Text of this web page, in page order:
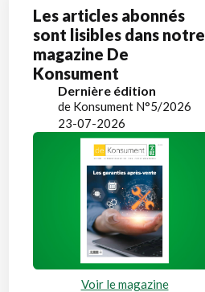
Les articles abonnés
sont lisibles dans notre
magazine De
Konsument
Dernière édition
de Konsument N°5/2026
23-07-2026
Voir le magazine